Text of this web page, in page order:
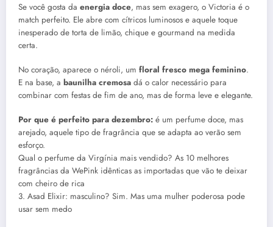
Se você gosta da energia doce, mas sem exagero, o Victoria é o
match perfeito. Ele abre com cítricos luminosos e aquele toque
inesperado de torta de limão, chique e gourmand na medida
certa.
No coração, aparece o néroli, um floral fresco mega feminino.
E na base, a baunilha cremosa dá o calor necessário para
combinar com festas de fim de ano, mas de forma leve e elegante.
Por que é perfeito para dezembro: é um perfume doce, mas
arejado, aquele tipo de fragrância que se adapta ao verão sem
esforço.
Qual o perfume da Virgínia mais vendido? As 10 melhores
fragrâncias da WePink idênticas as importadas que vão te deixar
com cheiro de rica
3. Asad Elixir: masculino? Sim. Mas uma mulher poderosa pode
usar sem medo